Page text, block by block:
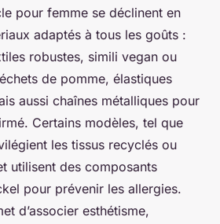
pour femme se déclinent en
adaptés à tous les goûts :
robustes, simili vegan ou
de pomme, élastiques
aussi chaînes métalliques pour
Certains modèles, tel que
les tissus recyclés ou
utilisent des composants
pour prévenir les allergies.
d’associer esthétisme,